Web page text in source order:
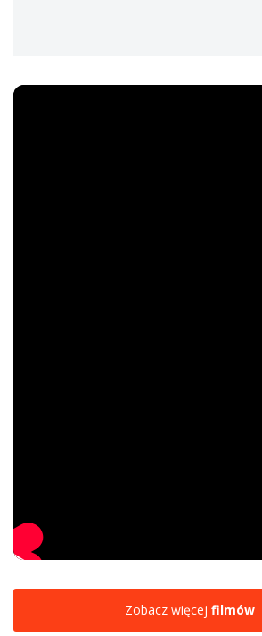
Zobacz więcej filmów